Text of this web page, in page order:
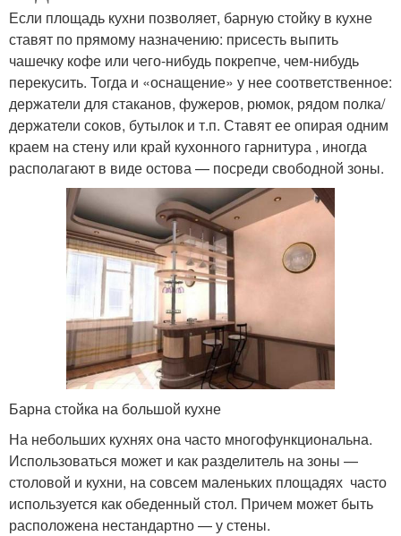
Если площадь кухни позволяет, барную стойку в кухне
ставят по прямому назначению: присесть выпить
чашечку кофе или чего-нибудь покрепче, чем-нибудь
перекусить. Тогда и «оснащение» у нее соответственное:
держатели для стаканов, фужеров, рюмок, рядом полка/
держатели соков, бутылок и т.п. Ставят ее опирая одним
краем на стену или край кухонного гарнитура , иногда
располагают в виде остова — посреди свободной зоны.
Барна стойка на большой кухне
На небольших кухнях она часто многофункциональна.
Использоваться может и как разделитель на зоны —
столовой и кухни, на совсем маленьких площадях часто
используется как обеденный стол. Причем может быть
расположена нестандартно — у стены.